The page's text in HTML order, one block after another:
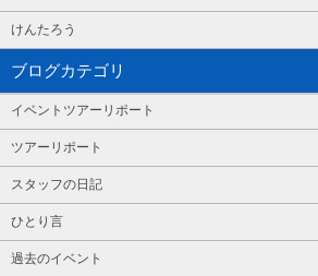
けんたろう
ブログカテゴリ
イベントツアーリポート
ツアーリポート
スタッフの日記
ひとり言
過去のイベント